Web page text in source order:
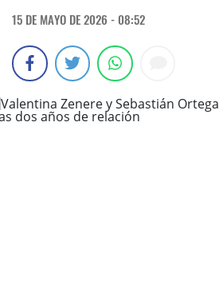
15 DE MAYO DE 2026 - 08:52